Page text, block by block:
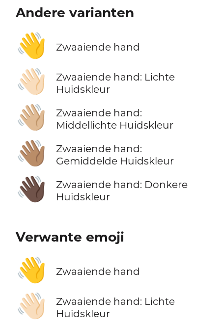
Andere varianten
👋 Zwaaiende hand
👋🏻
Zwaaiende hand: Lichte
Huidskleur
👋🏼
Zwaaiende hand:
Middellichte Huidskleur
👋🏽
Zwaaiende hand:
Gemiddelde Huidskleur
👋🏿
Zwaaiende hand: Donkere
Huidskleur
Verwante emoji
👋 Zwaaiende hand
👋🏻
Zwaaiende hand: Lichte
Huidskleur